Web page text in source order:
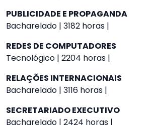
PUBLICIDADE E PROPAGANDA
Bacharelado | 3182 horas |
REDES DE COMPUTADORES
Tecnológico | 2204 horas |
RELAÇÕES INTERNACIONAIS
Bacharelado | 3116 horas |
SECRETARIADO EXECUTIVO
Bacharelado | 2424 horas |